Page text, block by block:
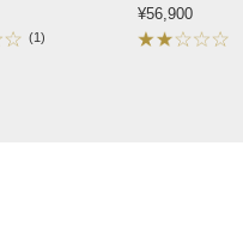
(1)
テーブル
¥56,900